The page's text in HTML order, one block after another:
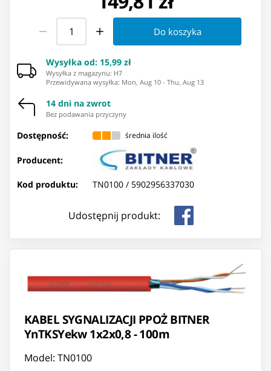
Do koszyka
Wysyłka od: 15,99 zł
Wysyłka z magazynu: ⁨H7⁩
Przewidywana wysyłka: Mon, Aug 10 - Thu, Aug 13
14 dni na zwrot
Bez podawania przyczyny
Dostępność: średnia ilość
Producent:
Kod produktu: TN0100 / 5902956337030
Udostępnij produkt:
KABEL SYGNALIZACJI PPOŻ BITNER
YnTKSYekw 1x2x0,8 - 100m
Model: TN0100